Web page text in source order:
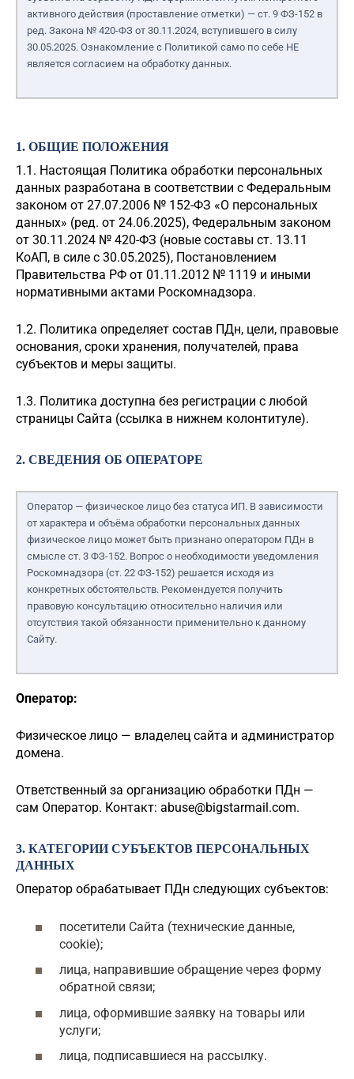
активного действия (проставление отметки) — ст. 9 ФЗ-152 в
ред. Закона № 420-ФЗ от 30.11.2024, вступившего в силу
30.05.2025. Ознакомление с Политикой само по себе НЕ
является согласием на обработку данных.
1. ОБЩИЕ ПОЛОЖЕНИЯ
1.1. Настоящая Политика обработки персональных
данных разработана в соответствии с Федеральным
законом от 27.07.2006 № 152-ФЗ «О персональных
данных» (ред. от 24.06.2025), Федеральным законом
от 30.11.2024 № 420-ФЗ (новые составы ст. 13.11
КоАП, в силе с 30.05.2025), Постановлением
Правительства РФ от 01.11.2012 № 1119 и иными
нормативными актами Роскомнадзора.
1.2. Политика определяет состав ПДн, цели, правовые
основания, сроки хранения, получателей, права
субъектов и меры защиты.
1.3. Политика доступна без регистрации с любой
страницы Сайта (ссылка в нижнем колонтитуле).
2. СВЕДЕНИЯ ОБ ОПЕРАТОРЕ
Оператор — физическое лицо без статуса ИП. В зависимости
от характера и объёма обработки персональных данных
физическое лицо может быть признано оператором ПДн в
смысле ст. 3 ФЗ-152. Вопрос о необходимости уведомления
Роскомнадзора (ст. 22 ФЗ-152) решается исходя из
конкретных обстоятельств. Рекомендуется получить
правовую консультацию относительно наличия или
отсутствия такой обязанности применительно к данному
Сайту.
Оператор:
Физическое лицо — владелец сайта и администратор
домена.
Ответственный за организацию обработки ПДн —
сам Оператор. Контакт: abuse@bigstarmail.com.
3. КАТЕГОРИИ СУБЪЕКТОВ ПЕРСОНАЛЬНЫХ
ДАННЫХ
Оператор обрабатывает ПДн следующих субъектов:
посетители Сайта (технические данные,
cookie);
лица, направившие обращение через форму
обратной связи;
лица, оформившие заявку на товары или
услуги;
лица, подписавшиеся на рассылку.